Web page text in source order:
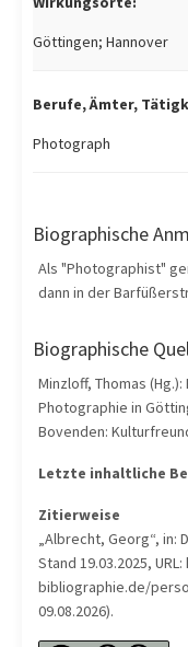
Göttingen; Hannover
Berufe, Ämter,
Photograph
Biographische
Als "Photographist"
dann in der
Biographische
Minzloff, Thomas
Photographie in
Bovenden:
Letzte inhaltliche
Zitierweise
„Albrecht, Georg“, in:
Stand 19.03.2025,
bibliographie.de/
09.08.2026).